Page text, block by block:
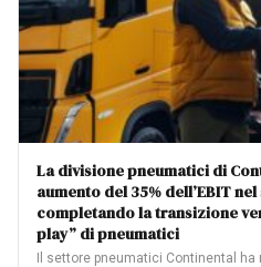
La divisione pneumatici di
aumento del 35% dell’EBIT
completando la transizione
play” di pneumatici
Il settore pneumatici Continental